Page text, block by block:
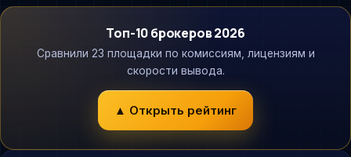
Топ-10 брокеров 2026
Сравнили 23 площадки по комиссиям, лицензиям и
скорости вывода.
▲ Открыть рейтинг